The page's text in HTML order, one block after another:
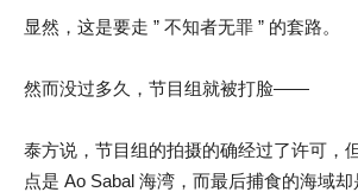
显然，这是要走 ” 不知者无罪 ” 的套路。
然而没过多久，节目组就被打脸——
泰方说，节目组的拍摄的确经过了许可，
点是 Ao Sabal 海湾，而最后捕食的海域却